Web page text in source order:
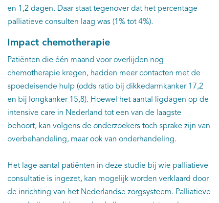
en 1,2 dagen. Daar staat tegenover dat het percentage
palliatieve consulten laag was (1% tot 4%).
Impact chemotherapie
Patiënten die één maand voor overlijden nog
chemotherapie kregen, hadden meer contacten met de
spoedeisende hulp (odds ratio bij dikkedarmkanker 17,2
en bij longkanker 15,8). Hoewel het aantal ligdagen op de
intensive care in Nederland tot een van de laagste
behoort, kan volgens de onderzoekers toch sprake zijn van
overbehandeling, maar ook van onderhandeling.
Het lage aantal patiënten in deze studie bij wie palliatieve
consultatie is ingezet, kan mogelijk worden verklaard door
de inrichting van het Nederlandse zorgsysteem. Palliatieve